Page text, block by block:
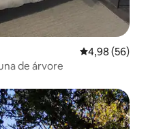
4,98 de uma
4,98 (56)
de árvore